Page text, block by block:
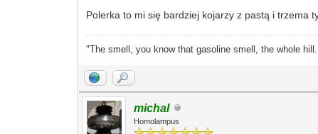
Polerka to mi się bardziej kojarzy z pastą i trzema
"The smell, you know that gasoline smell, the whole
michal
Homolampus